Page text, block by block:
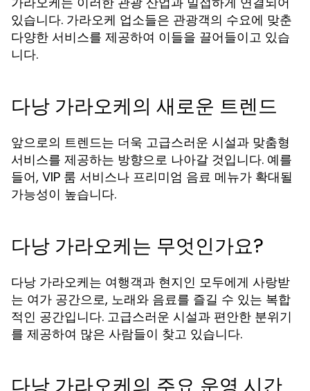
있습니다. 가라오케 업소들은 관광객의 수요에 맞춘
다양한 서비스를 제공하여 이들을 끌어들이고 있습
니다.
다낭 가라오케의 새로운 트렌드
앞으로의 트렌드는 더욱 고급스러운 시설과 맞춤형
서비스를 제공하는 방향으로 나아갈 것입니다. 예를
들어, VIP 룸 서비스나 프리미엄 음료 메뉴가 확대될
가능성이 높습니다.
다낭 가라오케는 무엇인가요?
다낭 가라오케는 여행객과 현지인 모두에게 사랑받
는 여가 공간으로, 노래와 음료를 즐길 수 있는 복합
적인 공간입니다. 고급스러운 시설과 편안한 분위기
를 제공하여 많은 사람들이 찾고 있습니다.